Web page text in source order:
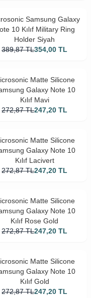
Samsung Galaxy
10 Kılıf Military Ring
Holder Siyah
389,87 TL354,00 TL
Matte Silicone
Galaxy Note 10
Kılıf Mavi
272,87 TL247,20 TL
Matte Silicone
Galaxy Note 10
Kılıf Lacivert
272,87 TL247,20 TL
Matte Silicone
Galaxy Note 10
Kılıf Rose Gold
272,87 TL247,20 TL
Matte Silicone
Galaxy Note 10
Kılıf Gold
272,87 TL247,20 TL